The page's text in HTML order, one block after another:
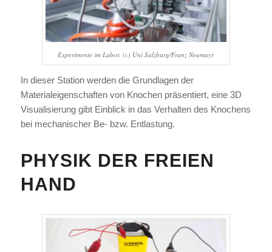
Experimente im Labor. (c) Uni Salzburg/Franz Neumayr
In dieser Station werden die Grundlagen der
Materialeigenschaften von Knochen präsentiert, eine 3D
Visualisierung gibt Einblick in das Verhalten des Knochens
bei mechanischer Be- bzw. Entlastung.
PHYSIK DER FREIEN
HAND